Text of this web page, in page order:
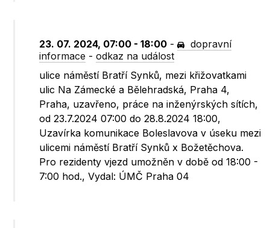
23. 07. 2024, 07:00 - 18:00 -
dopravní
informace -odkaz na událost
ulice náměstí Bratří Synků, mezi křižovatkami
ulic Na Zámecké a Bělehradská, Praha 4,
Praha, uzavřeno, práce na inženýrských sítích,
od 23.7.2024 07:00 do 28.8.2024 18:00,
Uzavírka komunikace Boleslavova v úseku mezi
ulicemi náměstí Bratří Synků x Božetěchova.
Pro rezidenty vjezd umožněn v době od 18:00 -
7:00 hod., Vydal: ÚMČ Praha 04